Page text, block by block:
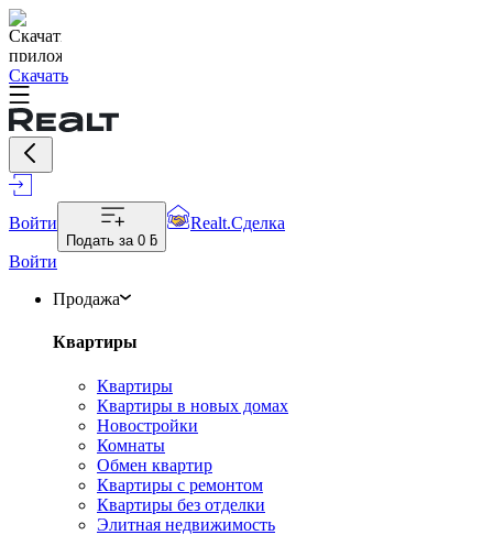
Скачать
Войти
Подать за 0 ƃ
Realt.Сделка
Войти
Продажа
Квартиры
Квартиры
Квартиры в новых домах
Новостройки
Комнаты
Обмен квартир
Квартиры с ремонтом
Квартиры без отделки
Элитная недвижимость